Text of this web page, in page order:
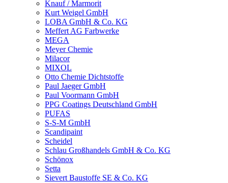
Knauf / Marmorit
Kurt Weigel GmbH
LOBA GmbH & Co. KG
Meffert AG Farbwerke
MEGA
Meyer Chemie
Milacor
MIXOL
Otto Chemie Dichtstoffe
Paul Jaeger GmbH
Paul Voormann GmbH
PPG Coatings Deutschland GmbH
PUFAS
S-S-M GmbH
Scandipaint
Scheidel
Schlau Großhandels GmbH & Co. KG
Schönox
Setta
Sievert Baustoffe SE & Co. KG